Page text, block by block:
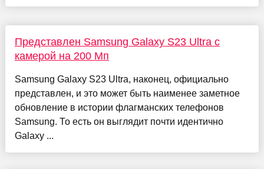
Представлен Samsung Galaxy S23 Ultra с
камерой на 200 Мп
Samsung Galaxy S23 Ultra, наконец, официально
представлен, и это может быть наименее заметное
обновление в истории флагманских телефонов
Samsung. То есть он выглядит почти идентично
Galaxy ...